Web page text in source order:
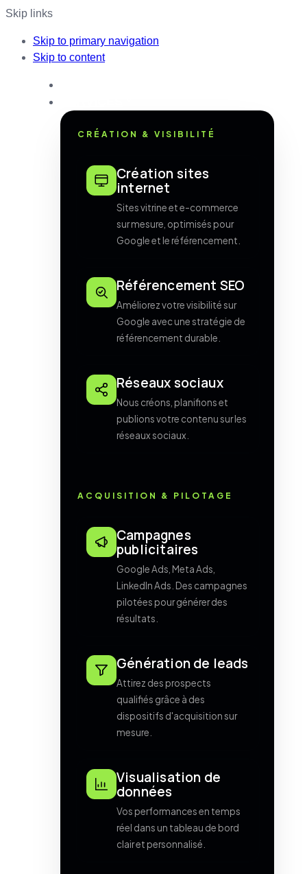
Skip links
Skip to primary navigation
Skip to content
CRÉATION & VISIBILITÉ
Création sites
internet
Sites vitrine et e-commerce
sur mesure, optimisés pour
Google et le référencement.
Référencement SEO
Améliorez votre visibilité sur
Google avec une stratégie de
référencement durable.
Réseaux sociaux
Nous créons, planifions et
publions votre contenu sur les
réseaux sociaux.
ACQUISITION & PILOTAGE
Campagnes
publicitaires
Google Ads, Meta Ads,
LinkedIn Ads. Des campagnes
pilotées pour générer des
résultats.
Génération de leads
Attirez des prospects
qualifiés grâce à des
dispositifs d'acquisition sur
mesure.
Visualisation de
données
Vos performances en temps
réel dans un tableau de bord
clair et personnalisé.